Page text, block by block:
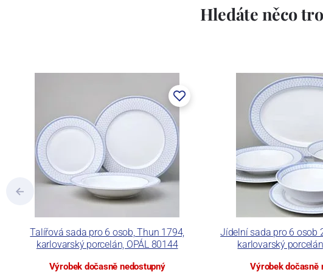
a.s. včetně ochranné známky a technologických
tlakového lití, moderními komorovými pecemi
dekorovat své výrobky pomocí klasických
Concordia Lesov používá ochrannou známku LC a
Hledáte něco
Talířová sada pro 6 osob, Thun 1794,
karlovarský porcelán, OPÁL 80144
Výrobek dočasně nedostupný
Jídelní sada pro 6 osob
karlovarský
Výrobek dočasně